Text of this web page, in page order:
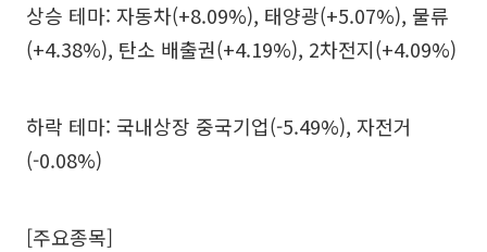
상승 테마: 자동차(+8.09%), 태양광(+5.07%), 물류
(+4.38%), 탄소 배출권(+4.19%), 2차전지(+4.09%)
하락 테마: 국내상장 중국기업(-5.49%), 자전거
(-0.08%)
[주요종목]